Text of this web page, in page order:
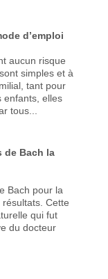
d’emploi
aucun risque
simples et à
tant pour
enfants, elles
tous...
de Bach la
Bach pour la
Cette
qui fut
du docteur